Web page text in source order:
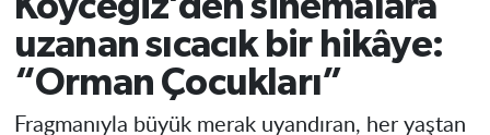
uzanan sıcacık bir hikâye:
“Orman Çocukları”
Fragmanıyla büyük merak uyandıran, her yaştan
Turgutlu
Salihli
Manisa Trafik Yoğunluk Haritası
Süper Lig Puan Durumu ve Fikstür